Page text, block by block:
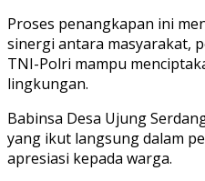
Proses penangkapan ini
sinergi antara masyarakat,
TNI-Polri mampu
lingkungan.
Babinsa Desa Ujung
yang ikut langsung dalam
apresiasi kepada warga.